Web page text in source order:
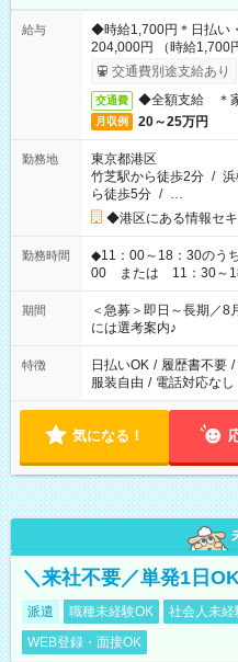
給与
◆時給1,700円＊日払い
204,000円 （時給1,700
交通費別途支給あり
交通費 ◆全額支給 ＊家
月収例 20～25万円
勤務地
東京都港区
竹芝駅から徒歩2分 /
ら徒歩5分 / …
◆港区にある情報セ
勤務時間
◆11：00～18：30のう
00 または 11：30～18：30 。*。ブランク
ば前職が、 在宅/財団法
スタッフ スイーツ販売/
業界から入社して活躍さ
期間
＜急募＞即日～長期／8
には選考案内♪
特徴 日払いOK / 履歴書不要 /
服装自由 / 電話対応なし
気になる！
＼来社不要／単発1日
派遣 職種未経験OK 社会人未経
WEB登録・面接OK